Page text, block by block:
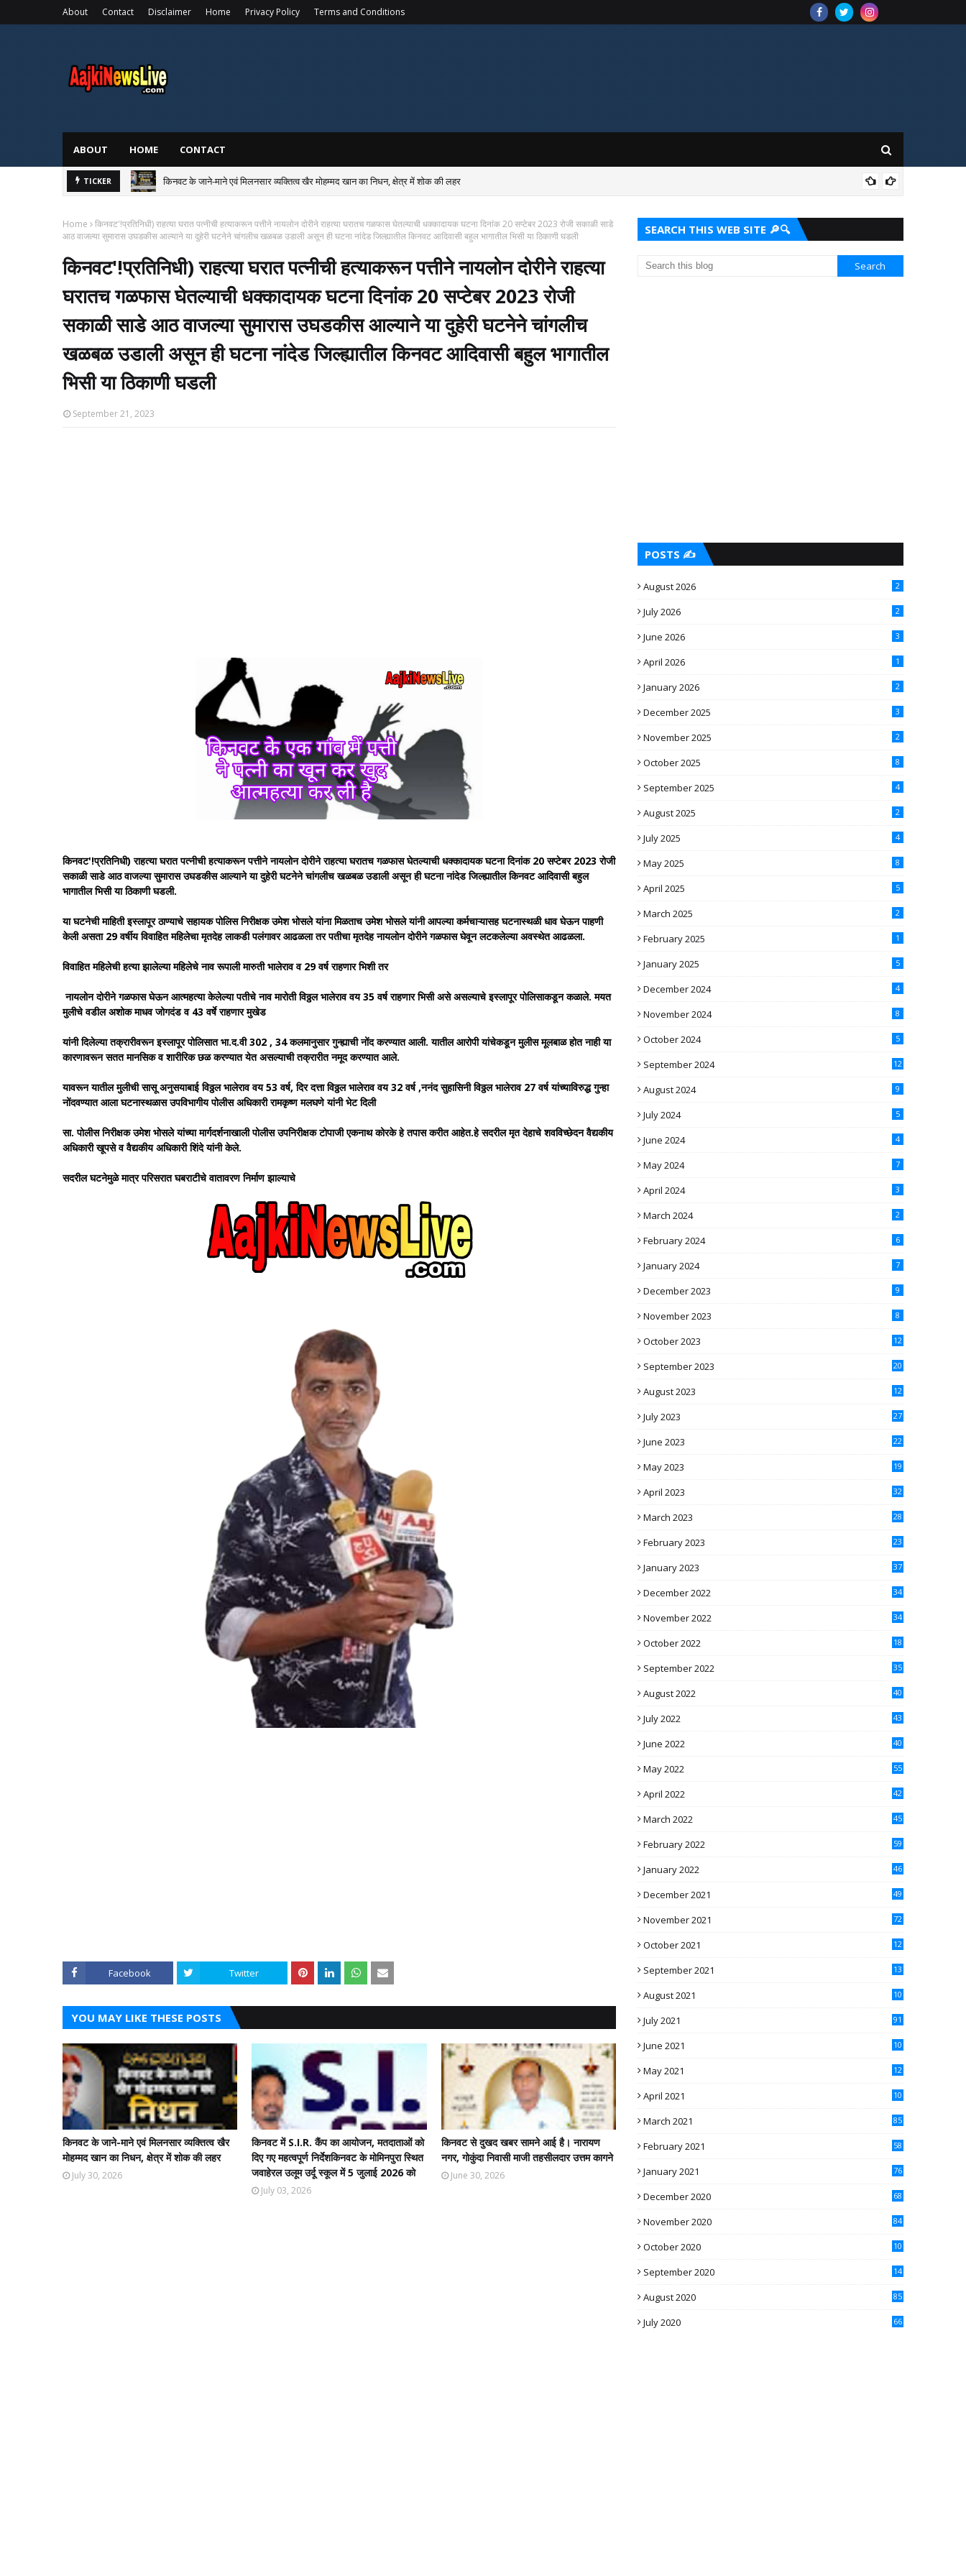
About Contact Disclaimer Home Privacy Policy Terms and Conditions
ABOUT HOME CONTACT
TICKER किनवट के जाने-माने एवं मिलनसार व्यक्तित्व खैर मोहम्मद खान का निधन, क्षेत्र में शोक की लहर
Home
किनवट'!प्रतिनिधी) राहत्या घरात पत्नीची हत्याकरून पत्तीने नायलोन दोरीने राहत्या घरातच गळफास घेतल्याची धक्कादायक घटना दिनांक 20 सप्टेबर 2023 रोजी सकाळी साडे
आठ वाजल्या सुमारास उघडकीस आल्याने या दुहेरी घटनेने चांगलीच खळबळ उडाली असून ही घटना नांदेड जिल्ह्यातील किनवट आदिवासी बहुल भागातील भिसी या ठिकाणी घडली
किनवट'!प्रतिनिधी) राहत्या घरात पत्नीची हत्याकरून पत्तीने नायलोन दोरीने राहत्या
घरातच गळफास घेतल्याची धक्कादायक घटना दिनांक 20 सप्टेबर 2023 रोजी
सकाळी साडे आठ वाजल्या सुमारास उघडकीस आल्याने या दुहेरी घटनेने चांगलीच
खळबळ उडाली असून ही घटना नांदेड जिल्ह्यातील किनवट आदिवासी बहुल भागातील
भिसी या ठिकाणी घडली
September 21, 2023
किनवट'!प्रतिनिधी) राहत्या घरात पत्नीची हत्याकरून पत्तीने नायलोन दोरीने राहत्या घरातच गळफास घेतल्याची धक्कादायक घटना दिनांक 20 सप्टेबर 2023 रोजी
सकाळी साडे आठ वाजल्या सुमारास उघडकीस आल्याने या दुहेरी घटनेने चांगलीच खळबळ उडाली असून ही घटना नांदेड जिल्ह्यातील किनवट आदिवासी बहुल
भागातील भिसी या ठिकाणी घडली.
या घटनेची माहिती इस्लापूर ठाण्याचे सहायक पोलिस निरीक्षक उमेश भोसले यांना मिळताच उमेश भोसले यांनी आपल्या कर्मचाऱ्यासह घटनास्थळी धाव घेऊन पाहणी
केली असता 29 वर्षीय विवाहित महिलेचा मृतदेह लाकडी पलंगावर आढळला तर पतीचा मृतदेह नायलोन दोरीने गळफास घेवून लटकलेल्या अवस्थेत आढळला.
विवाहित महिलेची हत्या झालेल्या महिलेचे नाव रूपाली मारुती भालेराव व 29 वर्ष राहणार भिशी तर
नायलोन दोरीने गळफास घेऊन आत्महत्या केलेल्या पतीचे नाव मारोती विठ्ठल भालेराव वय 35 वर्ष राहणार भिसी असे असल्याचे इस्लापूर पोलिसाकडून कळाले. मयत
मुलीचे वडील अशोक माधव जोगदंड व 43 वर्षे राहणार मुखेड
यांनी दिलेल्या तक्रारीवरून इस्लापूर पोलिसात भा.द.वी 302 , 34 कलमानुसार गुन्ह्याची नोंद करण्यात आली. यातील आरोपी यांचेकडून मुलीस मूलबाळ होत नाही या
कारणावरून सतत मानसिक व शारीरिक छळ करण्यात येत असल्याची तक्रारीत नमूद करण्यात आले.
यावरून यातील मुलीची सासू अनुसयाबाई विठ्ठल भालेराव वय 53 वर्ष, दिर दत्ता विठ्ठल भालेराव वय 32 वर्ष ,ननंद सुहासिनी विठ्ठल भालेराव 27 वर्ष यांच्याविरुद्ध गुन्हा
नोंदवण्यात आला घटनास्थळास उपविभागीय पोलीस अधिकारी रामकृष्ण मलघणे यांनी भेट दिली
सा. पोलीस निरीक्षक उमेश भोसले यांच्या मार्गदर्शनाखाली पोलीस उपनिरीक्षक टोपाजी एकनाथ कोरके हे तपास करीत आहेत.हे सदरील मृत देहाचे शवविच्छेदन वैद्यकीय
अधिकारी खूपसे व वैद्यकीय अधिकारी शिंदे यांनी केले.
सदरील घटनेमुळे मात्र परिसरात घबराटीचे वातावरण निर्माण झाल्याचे
Facebook Twitter
YOU MAY LIKE THESE POSTS
किनवट के जाने-माने एवं मिलनसार व्यक्तित्व खैर
मोहम्मद खान का निधन, क्षेत्र में शोक की लहर
July 30, 2026
किनवट में S.I.R. कैंप का आयोजन, मतदाताओं को
दिए गए महत्वपूर्ण निर्देशकिनवट के मोमिनपुरा स्थित
जवाहेरल उलूम उर्दू स्कूल में 5 जुलाई 2026 को
July 03, 2026
किनवट से दुखद खबर सामने आई है। नारायण
नगर, गोकुंदा निवासी माजी तहसीलदार उत्तम कागने
June 30, 2026
SEARCH THIS WEB SITE 🔎🔍
POSTS ✍️
August 2026 2
July 2026 2
June 2026 3
April 2026 1
January 2026 2
December 2025 3
November 2025 2
October 2025 8
September 2025 4
August 2025 2
July 2025 4
May 2025 8
April 2025 5
March 2025 2
February 2025 1
January 2025 5
December 2024 4
November 2024 8
October 2024 5
September 2024 12
August 2024 9
July 2024 5
June 2024 4
May 2024 7
April 2024 3
March 2024 2
February 2024 6
January 2024 7
December 2023 9
November 2023 8
October 2023 12
September 2023 20
August 2023 12
July 2023 27
June 2023 22
May 2023 19
April 2023 32
March 2023 28
February 2023 23
January 2023 37
December 2022 34
November 2022 34
October 2022 18
September 2022 35
August 2022 40
July 2022 43
June 2022 40
May 2022 55
April 2022 42
March 2022 45
February 2022 59
January 2022 46
December 2021 49
November 2021 72
October 2021
12
September 2021
13
August 2021
10
July 2021 91
June 2021
10
May 2021
12
April 2021
10
March 2021 85
February 2021 58
January 2021 76
December 2020 68
November 2020 84
October 2020
10
September 2020
14
August 2020 85
July 2020 66